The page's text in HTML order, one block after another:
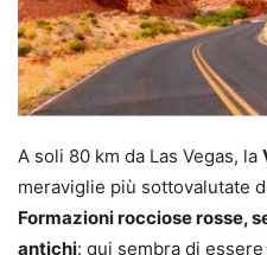
A soli 80 km da Las Vegas, la
meraviglie più sottovalutate
Formazioni rocciose rosse,
antichi: qui sembra di